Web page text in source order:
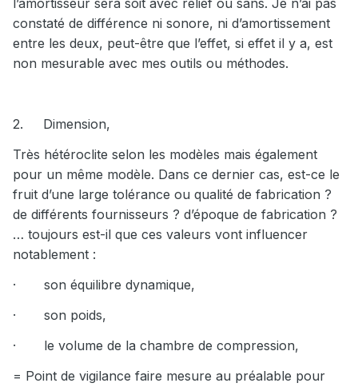
l’amortisseur sera soit avec relief ou sans. Je n’ai pas
constaté de différence ni sonore, ni d’amortissement
entre les deux, peut-être que l’effet, si effet il y a, est
non mesurable avec mes outils ou méthodes.
2.
Dimension,
Très hétéroclite selon les modèles mais également
pour un même modèle. Dans ce dernier cas, est-ce le
fruit d’une large tolérance ou qualité de fabrication ?
de différents fournisseurs ? d’époque de fabrication ?
… toujours est-il que ces valeurs vont influencer
notablement :
·
son équilibre dynamique,
·
son poids,
·
le volume de la chambre de compression,
= Point de vigilance faire mesure au préalable pour